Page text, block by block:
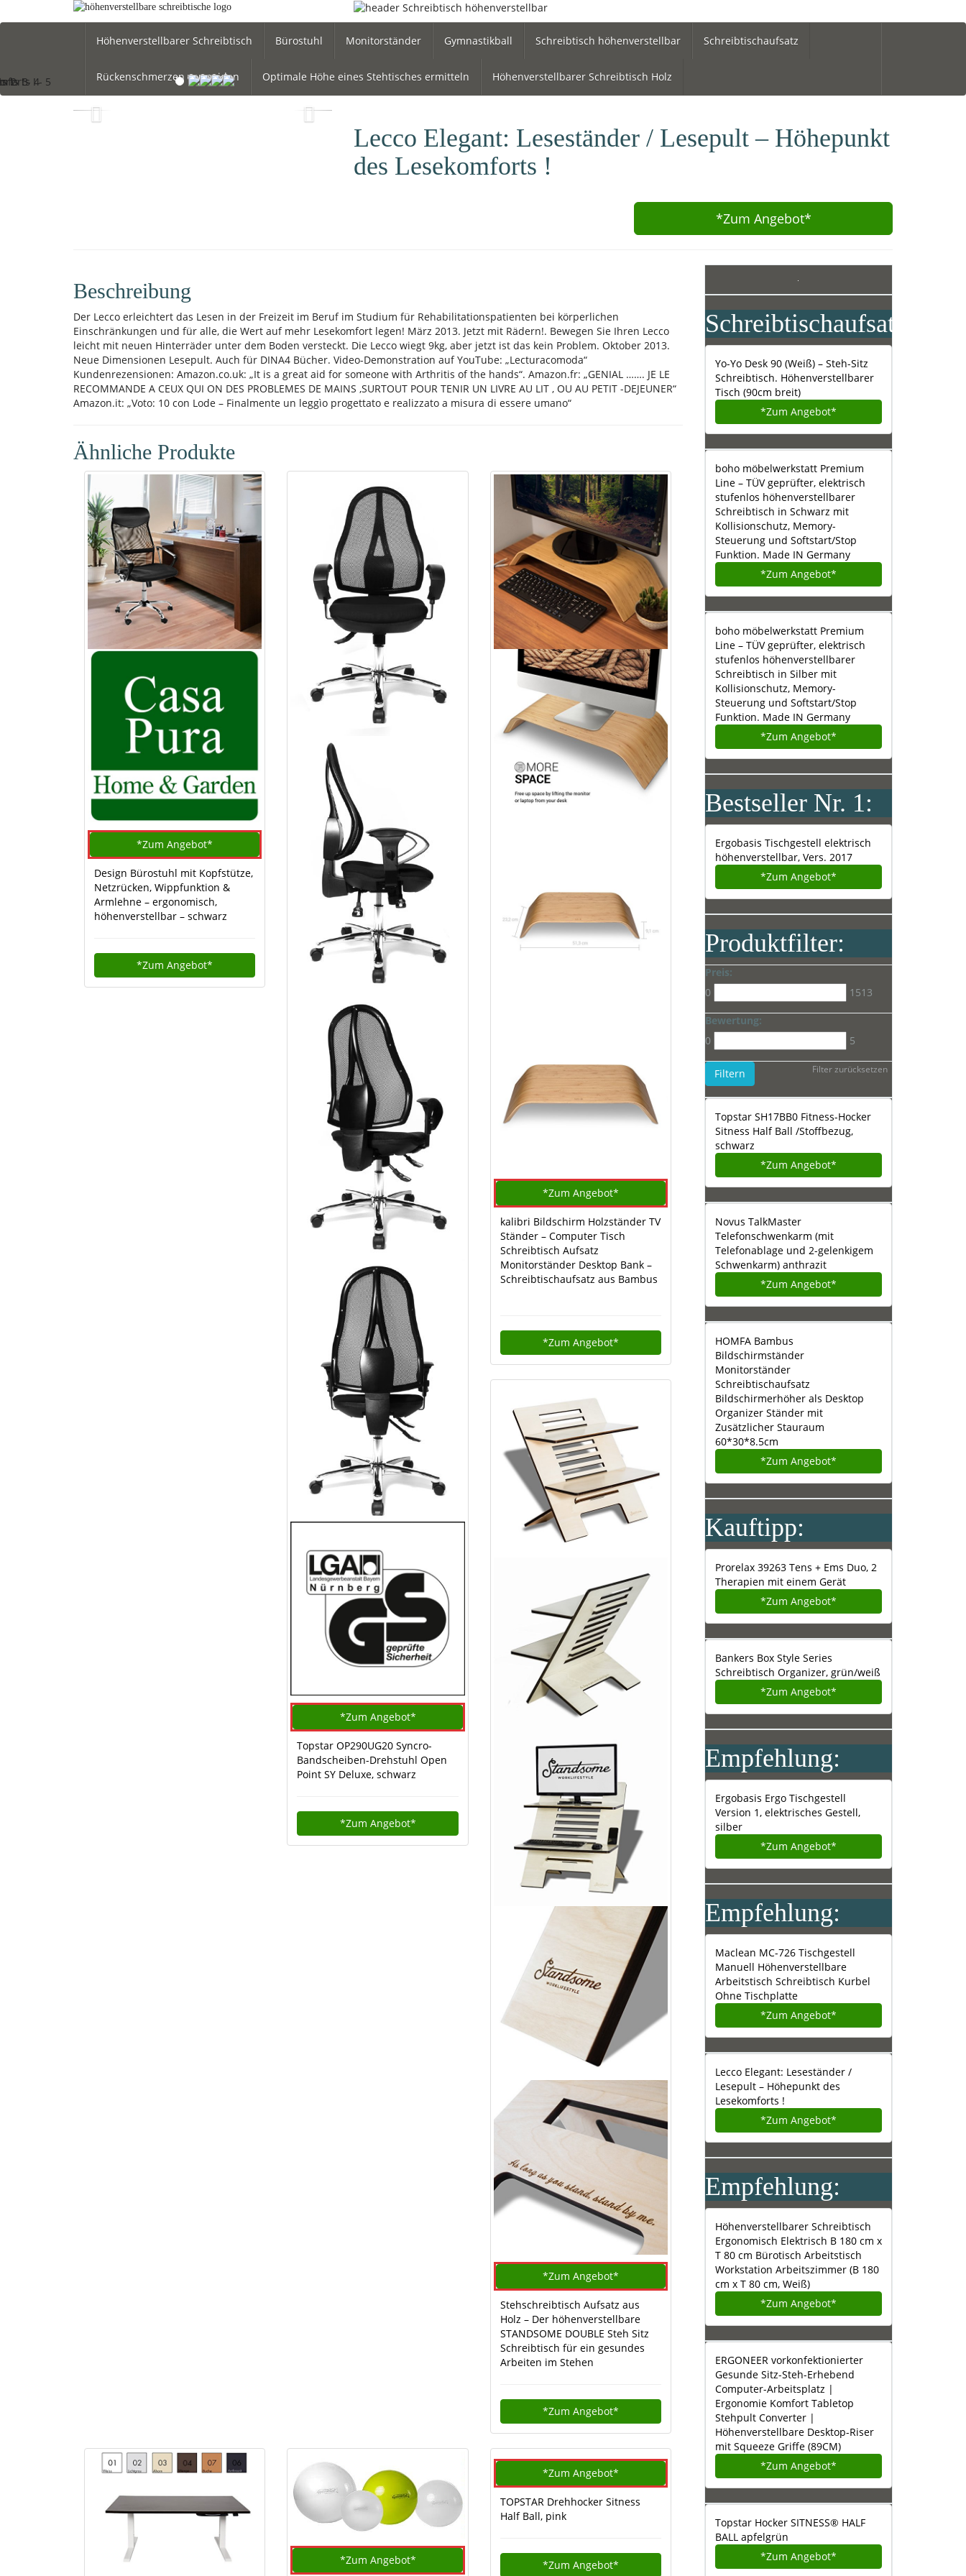
to
Höhenverstellbarer Schreibtisch Bürostuhl Monitorständer Gymnastikball Schreibtisch höhenverstellbar Schreibtischaufsatz
Rückenschmerzen vermeiden Optimale Höhe eines Stehtisches ermitteln Höhenverstellbarer Schreibtisch Holz
Lecco Elegant: Leseständer / Lesepult – Höhepunkt
des Lesekomforts !
*Zum Angebot*
Beschreibung
Der Lecco erleichtert das Lesen in der Freizeit im Beruf im Studium für Rehabilitationspatienten bei körperlichen
Einschränkungen und für alle, die Wert auf mehr Lesekomfort legen! März 2013. Jetzt mit Rädern!. Bewegen Sie Ihren Lecco
leicht mit neuen Hinterräder unter dem Boden versteckt. Die Lecco wiegt 9kg, aber jetzt ist das kein Problem. Oktober 2013.
Neue Dimensionen Lesepult. Auch für DINA4 Bücher. Video-Demonstration auf YouTube: „Lecturacomoda“
Kundenrezensionen: Amazon.co.uk: „It is a great aid for someone with Arthritis of the hands“. Amazon.fr: „GENIAL ……. JE LE
RECOMMANDE A CEUX QUI ON DES PROBLEMES DE MAINS ,SURTOUT POUR TENIR UN LIVRE AU LIT , OU AU PETIT -DEJEUNER“
Amazon.it: „Voto: 10 con Lode – Finalmente un leggìo progettato e realizzato a misura di essere umano“
Ähnliche Produkte
*ZumAngebot*
Design Bürostuhl mit Kopfstütze,
Netzrücken, Wippfunktion &
Armlehne – ergonomisch,
höhenverstellbar – schwarz
*ZumAngebot*
*Zum Angebot*
Topstar OP290UG20 Syncro-
Bandscheiben-Drehstuhl Open
Point SY Deluxe, schwarz
*Zum Angebot*
*ZumAngebot*
kalibri Bildschirm Holzständer TV
Ständer – Computer Tisch
Schreibtisch Aufsatz
Monitorständer Desktop Bank –
Schreibtischaufsatz aus Bambus
*ZumAngebot*
*ZumAngebot*
Stehschreibtisch Aufsatz aus
Holz – Der höhenverstellbare
STANDSOME DOUBLE Steh Sitz
Schreibtisch für ein gesundes
Arbeiten im Stehen
*ZumAngebot*
*Zum Angebot*
*ZumAngebot*
TOPSTAR Drehhocker Sitness
Half Ball, pink
*ZumAngebot*
Schreibtischaufsatz:
Yo-Yo Desk 90 (Weiß) – Steh-Sitz
Schreibtisch. Höhenverstellbarer
Tisch (90cm breit)
*Zum Angebot*
boho möbelwerkstatt Premium
Line – TÜV geprüfter, elektrisch
stufenlos höhenverstellbarer
Schreibtisch in Schwarz mit
Kollisionschutz, Memory-
Steuerung und Softstart/Stop
Funktion. Made IN Germany
*Zum Angebot*
boho möbelwerkstatt Premium
Line – TÜV geprüfter, elektrisch
stufenlos höhenverstellbarer
Schreibtisch in Silber mit
Kollisionschutz, Memory-
Steuerung und Softstart/Stop
Funktion. Made IN Germany
*Zum Angebot*
Bestseller Nr. 1:
Ergobasis Tischgestell elektrisch
höhenverstellbar, Vers. 2017
*Zum Angebot*
Produktfilter:
Preis:
0
1513
Bewertung:
0
5
Filter zurücksetzen
Filtern
Topstar SH17BB0 Fitness-Hocker
Sitness Half Ball /Stoffbezug,
schwarz
*Zum Angebot*
Novus TalkMaster
Telefonschwenkarm (mit
Telefonablage und 2-gelenkigem
Schwenkarm) anthrazit
*Zum Angebot*
HOMFA Bambus
Bildschirmständer
Monitorständer
Schreibtischaufsatz
Bildschirmerhöher als Desktop
Organizer Ständer mit
Zusätzlicher Stauraum
60*30*8.5cm
*Zum Angebot*
Kauftipp:
Prorelax 39263 Tens + Ems Duo, 2
Therapien mit einem Gerät
*Zum Angebot*
Bankers Box Style Series
Schreibtisch Organizer, grün/weiß
*Zum Angebot*
Empfehlung:
Ergobasis Ergo Tischgestell
Version 1, elektrisches Gestell,
silber
*Zum Angebot*
Empfehlung:
Maclean MC-726 Tischgestell
Manuell Höhenverstellbare
Arbeitstisch Schreibtisch Kurbel
Ohne Tischplatte
*Zum Angebot*
Lecco Elegant: Leseständer /
Lesepult – Höhepunkt des
Lesekomforts !
*Zum Angebot*
Empfehlung:
Höhenverstellbarer Schreibtisch
Ergonomisch Elektrisch B 180 cm x
T 80 cm Bürotisch Arbeitstisch
Workstation Arbeitszimmer (B 180
cm x T 80 cm, Weiß)
*Zum Angebot*
ERGONEER vorkonfektionierter
Gesunde Sitz-Steh-Erhebend
Computer-Arbeitsplatz |
Ergonomie Komfort Tabletop
Stehpult Converter |
Höhenverstellbare Desktop-Riser
mit Squeeze Griffe (89CM)
*Zum Angebot*
Topstar Hocker SITNESS® HALF
BALL apfelgrün
*Zum Angebot*